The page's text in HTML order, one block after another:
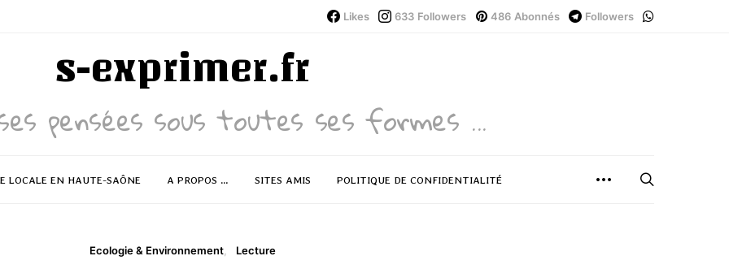
Likes 633 Followers 486 Abonnés Followers
s-exprimer.fr
pensées sous toutes ses formes ...
LOCALE EN HAUTE-SAÔNE A PROPOS … SITES AMIS POLITIQUE DE CONFIDENTIALITÉ
Ecologie & Environnement Lecture